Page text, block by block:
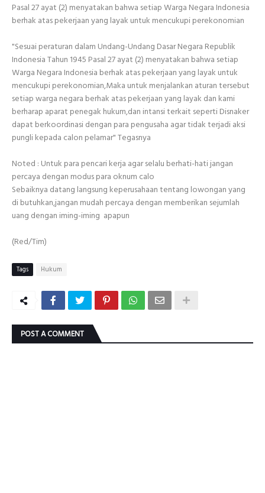
Pasal 27 ayat (2) menyatakan bahwa setiap Warga Negara Indonesia
berhak atas pekerjaan yang layak untuk mencukupi perekonomian
"Sesuai peraturan dalam Undang-Undang Dasar Negara Republik
Indonesia Tahun 1945 Pasal 27 ayat (2) menyatakan bahwa setiap
Warga Negara Indonesia berhak atas pekerjaan yang layak untuk
mencukupi perekonomian,Maka untuk menjalankan aturan tersebut
setiap warga negara berhak atas pekerjaan yang layak dan kami
berharap aparat penegak hukum,dan intansi terkait seperti Disnaker
dapat berkoordinasi dengan para pengusaha agar tidak terjadi aksi
pungli kepada calon pelamar" Tegasnya
Noted : Untuk para pencari kerja agar selalu berhati-hati jangan
percaya dengan modus para oknum calo
Sebaiknya datang langsung keperusahaan tentang lowongan yang
di butuhkan,jangan mudah percaya dengan memberikan sejumlah
uang dengan iming-iming apapun
(Red/Tim)
Tags Hukum
POST A COMMENT